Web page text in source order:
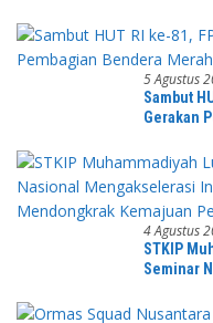
5 Agustus
Sambut
Gerakan
4 Agustus
STKIP
Seminar